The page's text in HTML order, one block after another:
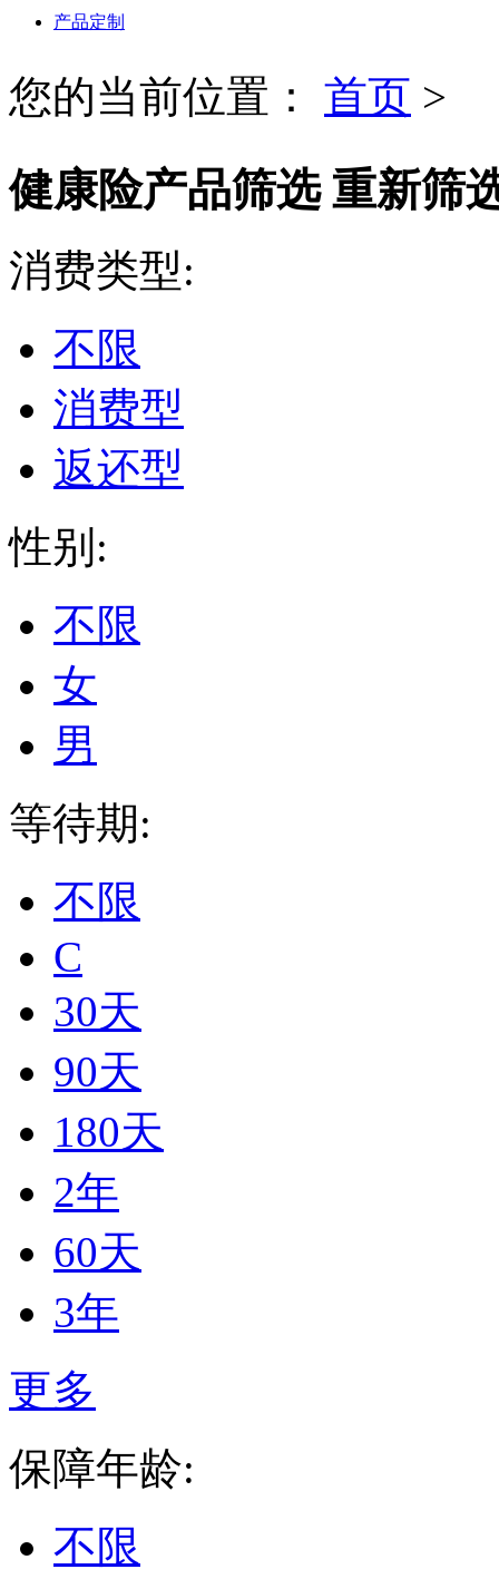
产品定制
您的当前位置： 首页 >
健康险产品筛选 重新筛
消费类型:
不限
消费型
返还型
性别:
不限
女
男
等待期:
不限
C
30天
90天
180天
2年
60天
3年
更多
保障年龄:
不限